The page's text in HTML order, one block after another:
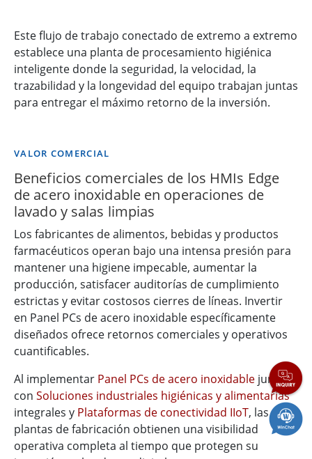
Este flujo de trabajo conectado de extremo a extremo
establece una planta de procesamiento higiénica
inteligente donde la seguridad, la velocidad, la
trazabilidad y la longevidad del equipo trabajan juntas
para entregar el máximo retorno de la inversión.
VALOR COMERCIAL
Beneficios comerciales de los HMIs Edge
de acero inoxidable en operaciones de
lavado y salas limpias
Los fabricantes de alimentos, bebidas y productos
farmacéuticos operan bajo una intensa presión para
mantener una higiene impecable, aumentar la
producción, satisfacer auditorías de cumplimiento
estrictas y evitar costosos cierres de líneas. Invertir
en Panel PCs de acero inoxidable específicamente
diseñados ofrece retornos comerciales y operativos
cuantificables.
Al implementar Panel PCs de acero inoxidable junto
con Soluciones industriales higiénicas y alimentarias
integrales y Plataformas de conectividad IIoT, las
plantas de fabricación obtienen una visibilidad
operativa completa al tiempo que protegen su